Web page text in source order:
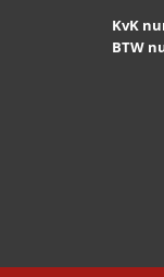
KvK
BTW